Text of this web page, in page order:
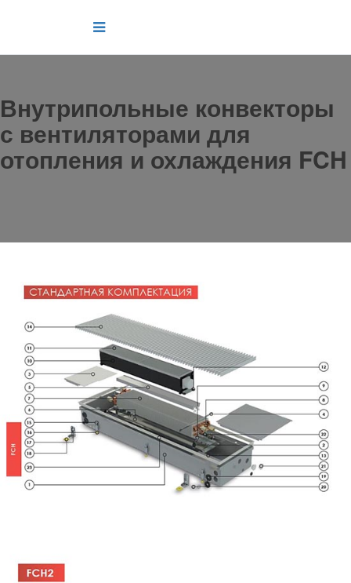
Внутрипольные конвекторы
с вентиляторами для
отопления и охлаждения FCH